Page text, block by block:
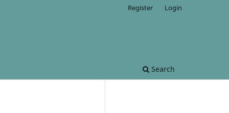
Search
Register Login